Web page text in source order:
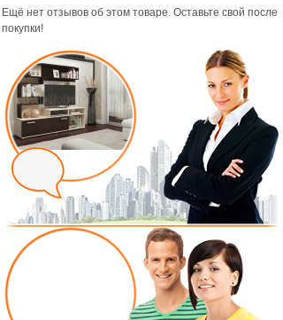
Ещё нет отзывов об этом товаре. Оставьте свой после
покупки!